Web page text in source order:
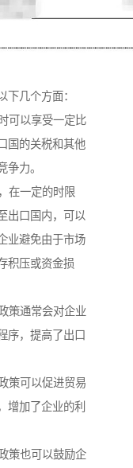
下几个方面：
可以享受一定比
国的关税和其他
力。
在一定的时限
出口国内，可以
业避免由于市场
积压或资金损
策通常会对企业
序，提高了出口
策可以促进贸易
增加了企业的利
策也可以鼓励企